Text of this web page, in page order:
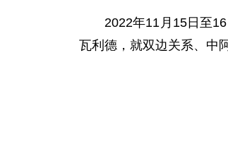
2022年11月15日至
瓦利德，就双边关系、中